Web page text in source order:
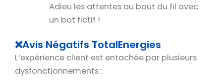
Adieu les attentes au bout du fil avec
un bot fictif !
❌Avis Négatifs TotalEnergies
L’expérience client est entachée par plusieurs
dysfonctionnements :